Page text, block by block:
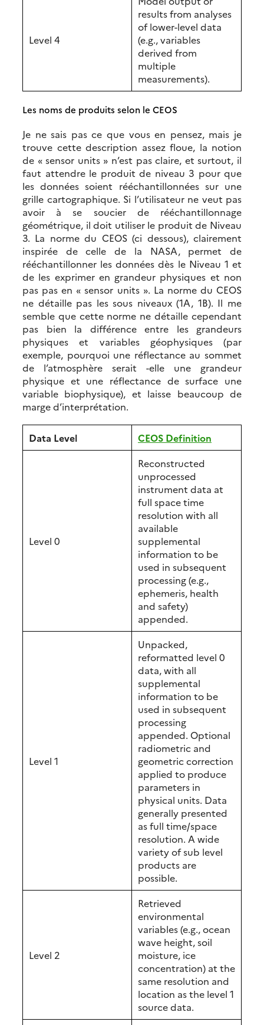
Level 4
results from analyses
of lower-level data
(e.g., variables
derived from
multiple
measurements).
Les noms de produits selon le CEOS
Je ne sais pas ce que vous en pensez, mais je
trouve cette description assez floue, la notion
de « sensor units » n’est pas claire, et surtout, il
faut attendre le produit de niveau 3 pour que
les données soient rééchantillonnées sur une
grille cartographique. Si l’utilisateur ne veut pas
avoir à se soucier de rééchantillonnage
géométrique, il doit utiliser le produit de Niveau
3. La norme du CEOS (ci dessous), clairement
inspirée de celle de la NASA, permet de
rééchantillonner les données dès le Niveau 1 et
de les exprimer en grandeur physiques et non
pas pas en « sensor units ». La norme du CEOS
ne détaille pas les sous niveaux (1A, 1B). Il me
semble que cette norme ne détaille cependant
pas bien la différence entre les grandeurs
physiques et variables géophysiques (par
exemple, pourquoi une réflectance au sommet
de l’atmosphère serait -elle une grandeur
physique et une réflectance de surface une
variable biophysique), et laisse beaucoup de
marge d’interprétation.
Data Level CEOS Definition
Level 0
Reconstructed
unprocessed
instrument data at
full space time
resolution with all
available
supplemental
information to be
used in subsequent
processing (e.g.,
ephemeris, health
and safety)
appended.
Level 1
Unpacked,
reformatted level 0
data, with all
supplemental
information to be
used in subsequent
processing
appended. Optional
radiometric and
geometric correction
applied to produce
parameters in
physical units. Data
generally presented
as full time/space
resolution. A wide
variety of sub level
products are
possible.
Level 2
Retrieved
environmental
variables (e.g., ocean
wave height, soil
moisture, ice
concentration) at the
same resolution and
location as the level 1
source data.